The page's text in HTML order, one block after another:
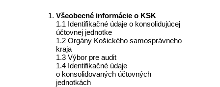
Všeobecné informácie o KSK
1.1 Identifikačné údaje o konsolidujúcej
účtovnej jednotke
1.2 Orgány Košického samosprávneho
kraja
1.3 Výbor pre audit
1.4 Identifikačné údaje
o konsolidovaných účtovných
jednotkách